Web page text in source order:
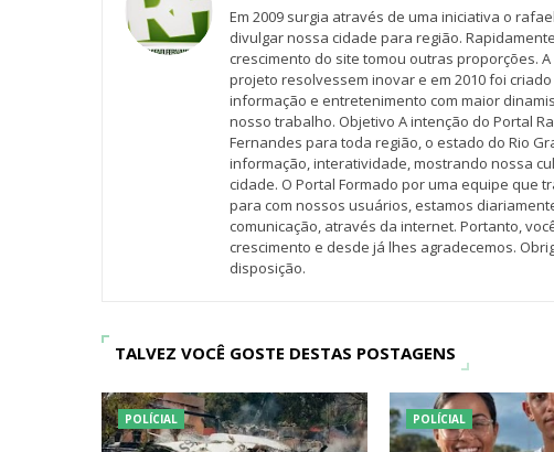
Em 2009 surgia através de uma iniciativa o
divulgar nossa cidade para região.
crescimento do site tomou outras proporções.
projeto resolvessem inovar e em 2010 foi
informação e entretenimento com maior
nosso trabalho. Objetivo A intenção do Portal
Fernandes para toda região, o estado do Rio
informação, interatividade, mostrando nossa
cidade. O Portal Formado por uma equipe que
para com nossos usuários, estamos
comunicação, através da internet. Portanto,
crescimento e desde já lhes agradecemos.
disposição.
TALVEZ VOCÊ GOSTE DESTAS POSTAGENS
POLÍCIAL POLÍCIAL